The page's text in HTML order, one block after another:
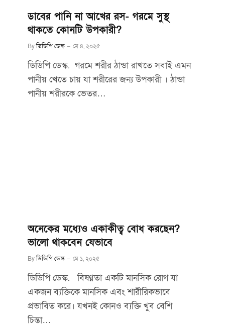
ডাবের পানি না আখের রস- গরমে সুস্থ
থাকতে কোনটি উপকারী?
Byডিডিপি ডেস্ক মে ৪, ২০২৫
ডিডিপি ডেস্ক. গরমে শরীর ঠান্ডা রাখতে সবাই এমন
পানীয় খেতে চায় যা শরীরের জন্য উপকারী । ঠান্ডা
পানীয় শরীরকে ভেতর…
অনেকের মধ্যেও একাকীত্ব বোধ করছেন?
ভালো থাকবেন যেভাবে
Byডিডিপি ডেস্ক মে ১, ২০২৫
ডিডিপি ডেস্ক. বিষণ্ণতা একটি মানসিক রোগ যা
একজন ব্যক্তিকে মানসিক এবং শারীরিকভাবে
প্রভাবিত করে। যখনই কোনও ব্যক্তি খুব বেশি
চিন্তা…